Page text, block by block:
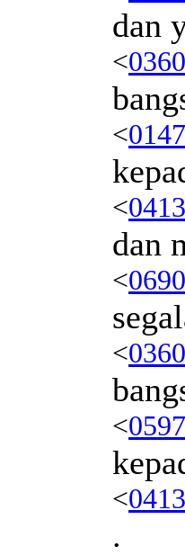
dan
<
<
<0413
dan
<
<
<
<0413
.